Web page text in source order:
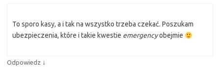
To sporo kasy, a i tak na wszystko trzeba czekać. Poszukam
ubezpieczenia, które i takie kwestie emergencyobejmie
Odpowiedz ↓